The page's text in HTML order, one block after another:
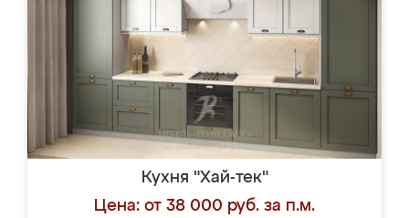
Кухня "Хай-тек"
Цена: от 38 000 руб. за п.м.